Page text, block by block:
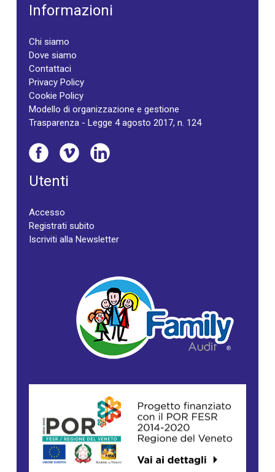
Informazioni
Chi siamo
Dove siamo
Contattaci
Privacy Policy
Cookie Policy
Modello di organizzazione e gestione
Trasparenza - Legge 4 agosto 2017, n. 124
Utenti
Accesso
Registrati subito
Iscriviti alla Newsletter